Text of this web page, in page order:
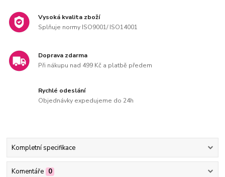
Vysoká kvalita zboží
Splňuje normy ISO9001/ ISO14001
Doprava zdarma
Při nákupu nad 499 Kč a platbě předem
Rychlé odeslání
Objednávky expedujeme do 24h
Kompletní specifikace
Komentáře 0